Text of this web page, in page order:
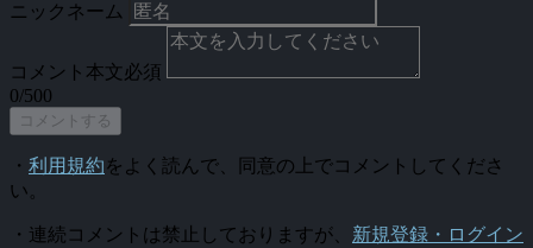
ニックネーム
コメント本文必須
0/500
コメントする
・ 利用規約をよく読んで、同意の上でコメントしてくださ
い。
・連続コメントは禁止しておりますが、 新規登録・ログイン